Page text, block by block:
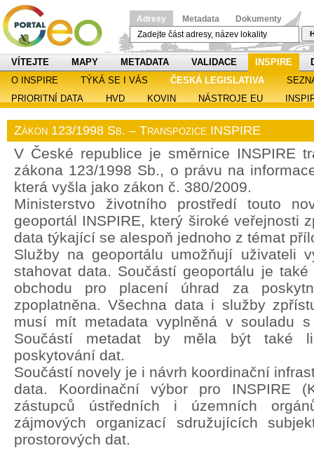
Adresy Metadata Dokumenty
VÍTEJTE MAPY METADATA VALIDACE INSPIRE
O INSPIRE
TÝKÁ SE I VÁS ČESKÁ LEGISLATIVA
PRIORITNÍ DATA
HVD KOVIN NÁSTROJE EU
Zákon 123/1998 Sb. – Transpozice INSPIRE
V České republice je směrnice INSPIRE
zákona 123/1998 Sb., o právu na
která vyšla jako zákon č. 380/2009.
Ministerstvo životního prostředí touto
geoportál INSPIRE, který široké veřejnosti
data týkající se alespoň jednoho z témat
Služby na geoportálu umožňují uživateli
stahovat data. Součástí geoportálu je také
obchodu pro placení úhrad za
zpoplatněna. Všechna data i služby
musí mít metadata vyplněná v souladu s
Součástí metadat by měla být také
poskytování dat.
Součástí novely je i návrh koordinační
data. Koordinační výbor pro INSPIRE
zástupců ústředních i územních
zájmových organizací sdružujících
prostorových dat.